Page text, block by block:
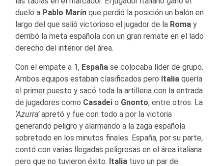
duelo a Pablo Marín que perdió la posición un balón en
largo del que salió victorioso el jugador de la Roma y
derribó la meta española con un gran remate en el lado
derecho del interior del área.
Con el empate a 1, España se colocaba líder de grupo.
Ambos equipos estaban clasificados pero Italia quería
el primer puesto y sacó toda la artilleria con la entrada
de jugadores como Casadei o Gnonto, entre otros. La
‘Azurra’apretó y fue con todo a por la victoria
generando peligro y alarmando a la zaga española
sobretodo en los minutos finales. España, por su parte,
contó con varias llegadas peligrosas en el área italiana
pero que no tuvieron éxito. Italia tuvo un par de